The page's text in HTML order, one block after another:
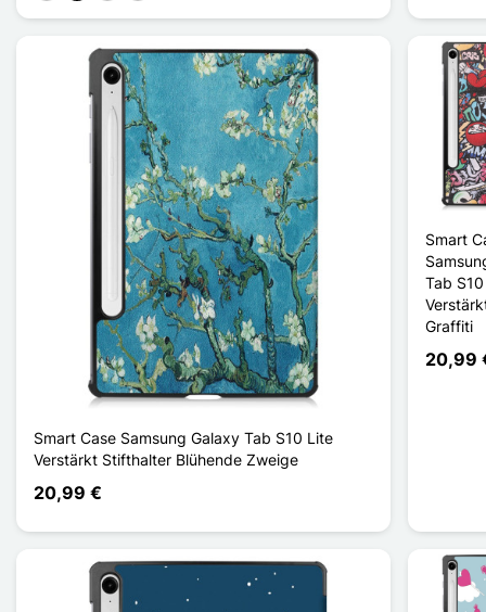
Smart Case Samsung Galaxy Tab S10 Lite
Verstärkt Stifthalter Blühende Zweige
20,99 €
Smart
Tab
Graffiti
20,99